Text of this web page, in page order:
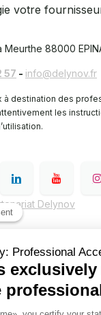
votre
Meurthe 88000
57 - info@delynov.fr
destination des
les
Delynov
de vente (CGV)
de Delynov